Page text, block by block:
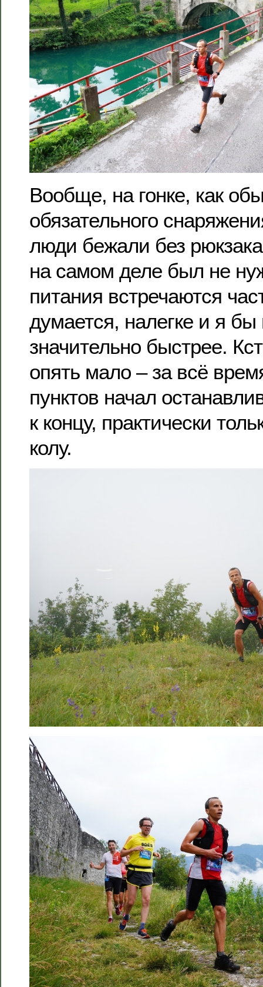
Вообще, на гонке, как
обязательного
люди бежали без
на самом деле был не
питания встречаются
думается, налегке и я
значительно быстрее.
опять мало – за всё
пунктов начал
к концу, практически
колу.